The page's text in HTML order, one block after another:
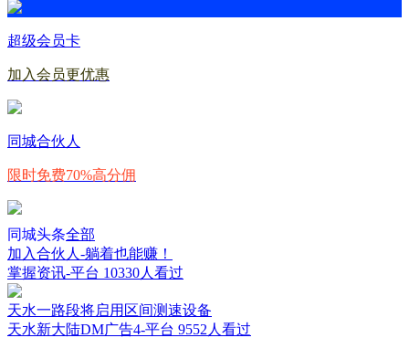
超级会员卡
加入会员更优惠
同城合伙人
限时免费70%高分佣
同城头条全部
加入合伙人-躺着也能赚！
掌握资讯-平台 10330人看过
天水一路段将启用区间测速设备
天水新大陆DM广告4-平台 9552人看过